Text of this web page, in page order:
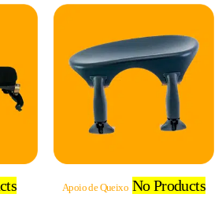
Apoio de Queixo No Products